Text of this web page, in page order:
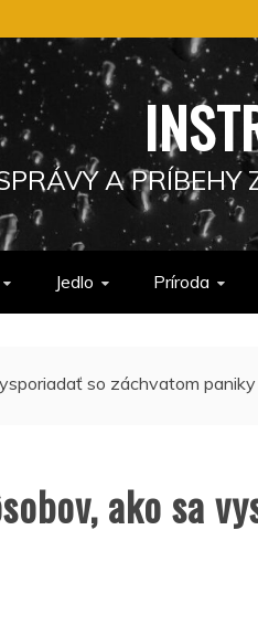
A PRÍBEHY
Jedlo Príroda
so záchvatom paniky
ako sa